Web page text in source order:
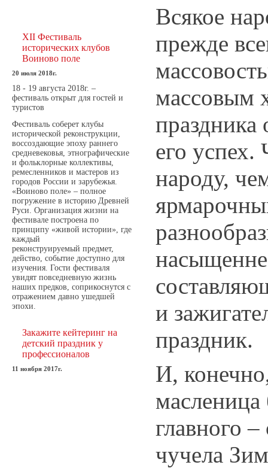
Всякое
прежде
массовым
праздника
его
народу,
и
праздник.
И,
масленица
главного
чучела
XII Фестиваль
исторических клубов
Воиново поле
20 июля 2018г.
18 - 19 августа 2018г. –
фестиваль открыт для гостей и
туристов
Фестиваль соберет клубы
исторической реконструкции,
воссоздающие эпоху раннего
средневековья, этнографические
и фольклорные коллективы,
ремесленников и мастеров из
городов России и зарубежья.
«Воиново поле» – полное
погружение в историю Древней
Руси. Организация жизни на
фестивале построена по
принципу «живой истории», где
каждый
реконструируемый предмет,
действо, событие доступно для
изучения. Гости фестиваля
увидят повседневную жизнь
наших предков, соприкоснутся с
отражением давно ушедшей
эпохи.
Закажите кейтеринг на
детский праздник у
профессионалов
11 ноября 2017г.